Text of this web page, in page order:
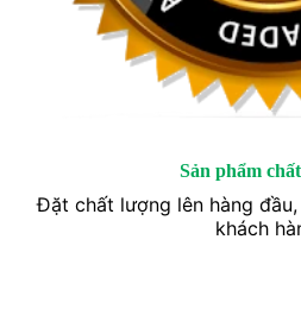
Sản phẩm
Đặt chất lượng lên hàng
khách